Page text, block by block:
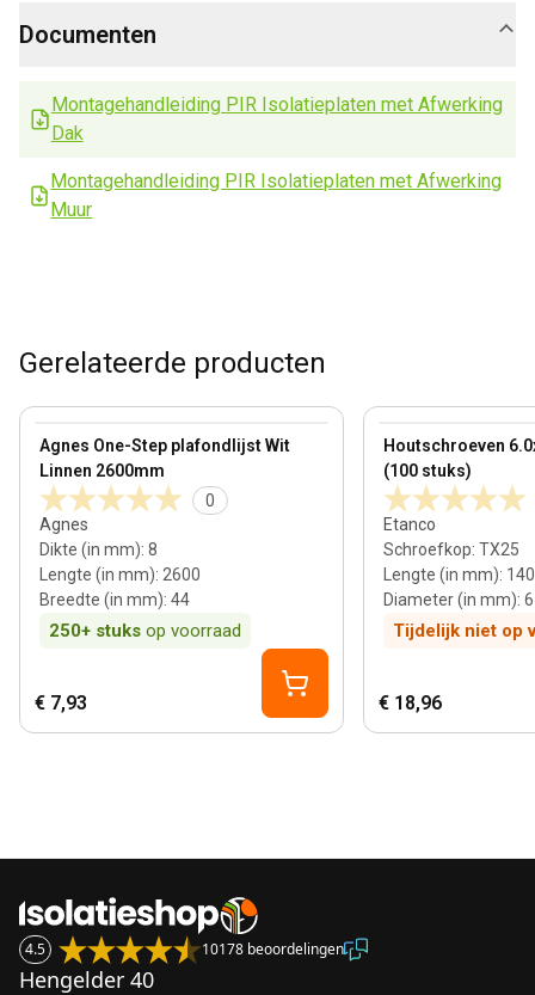
Documenten
Montagehandleiding PIR Isolatieplaten met Afwerking
Dak
Montagehandleiding PIR Isolatieplaten met Afwerking
Muur
Gerelateerde producten
Agnes One-Step plafondlijst Wit
Linnen 2600mm
0
Agnes
Dikte (in mm): 8
Lengte (in mm): 2600
Breedte (in mm): 44
250+ stuks op voorraad
View product
€ 7,93
Houtschroeven
(100 stuks)
Etanco
Schroefkop: TX25
Lengte (in mm): 140
Diameter (in mm): 6
Tijdelijk niet op
View product
€ 18,96
4.5 10178 beoordelingen
Hengelder 40